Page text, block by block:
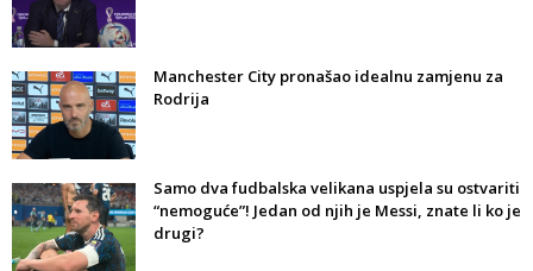
Manchester City pronašao idealnu zamjenu za
Rodrija
Samo dva fudbalska velikana uspjela su ostvariti
“nemoguće”! Jedan od njih je Messi, znate li ko je
drugi?